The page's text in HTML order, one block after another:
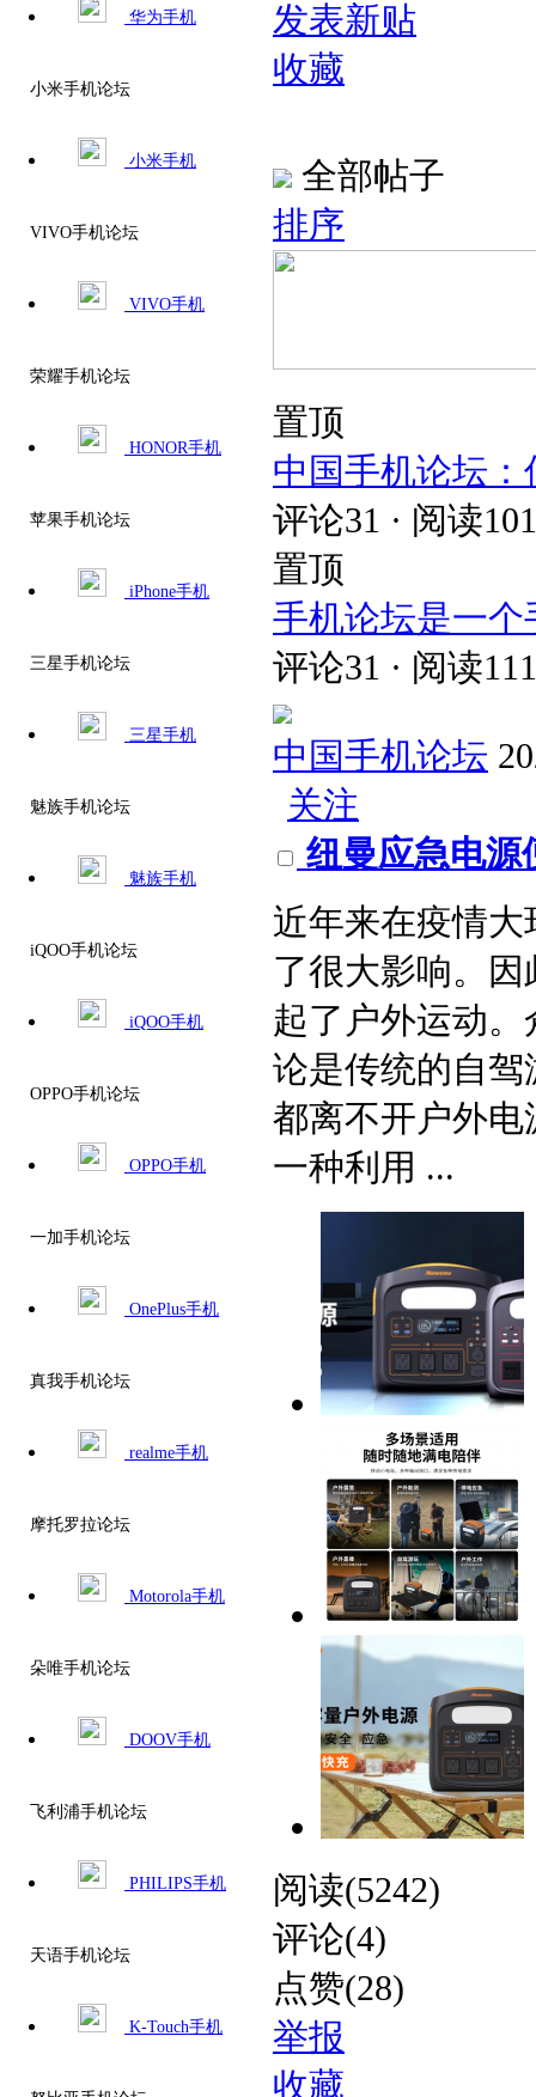
华为手机
小米手机论坛
小米手机
VIVO手机论坛
VIVO手机
荣耀手机论坛
HONOR手机
苹果手机论坛
iPhone手机
三星手机论坛
三星手机
魅族手机论坛
魅族手机
iQOO手机论坛
iQOO手机
OPPO手机论坛
OPPO手机
一加手机论坛
OnePlus手机
真我手机论坛
realme手机
摩托罗拉论坛
Motorola手机
朵唯手机论坛
DOOV手机
飞利浦手机论坛
PHILIPS手机
天语手机论坛
K-Touch手机
发表新贴
收藏
全部帖子
排序
置顶
中国手机论坛
评论31 · 阅读
置顶
手机论坛是一
评论31 · 阅读
中国手机论坛
关注
纽曼应急电源
近年来在疫情
了很大影响。
起了户外运动
论是传统的自
都离不开户外
一种利用 ...
阅读(5242)
评论(4)
点赞(28)
举报
收藏